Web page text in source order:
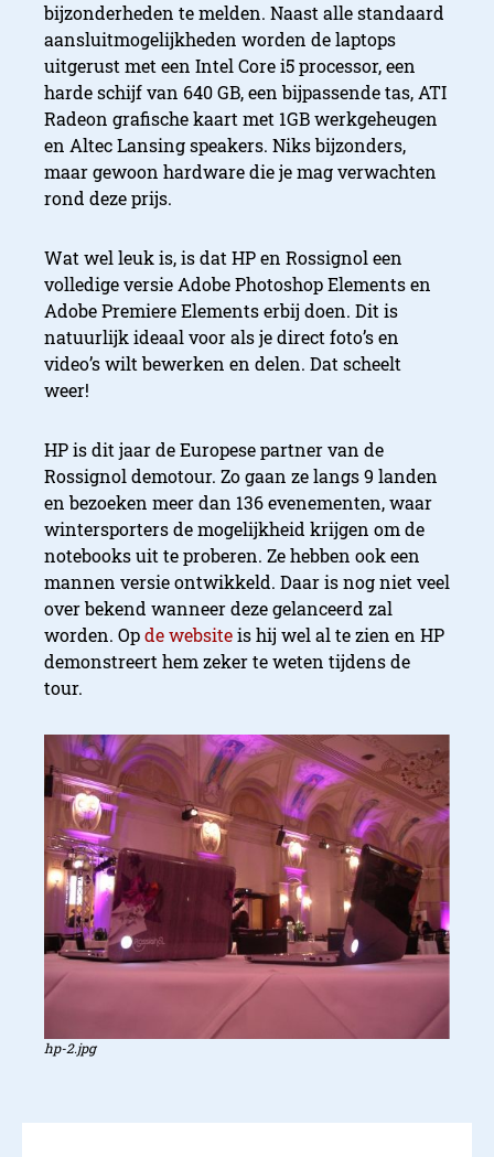
bijzonderheden te melden. Naast alle standaard
aansluitmogelijkheden worden de laptops
uitgerust met een Intel Core i5 processor, een
harde schijf van 640 GB, een bijpassende tas, ATI
Radeon grafische kaart met 1GB werkgeheugen
en Altec Lansing speakers. Niks bijzonders,
maar gewoon hardware die je mag verwachten
rond deze prijs.
Wat wel leuk is, is dat HP en Rossignol een
volledige versie Adobe Photoshop Elements en
Adobe Premiere Elements erbij doen. Dit is
natuurlijk ideaal voor als je direct foto’s en
video’s wilt bewerken en delen. Dat scheelt
weer!
HP is dit jaar de Europese partner van de
Rossignol demotour. Zo gaan ze langs 9 landen
en bezoeken meer dan 136 evenementen, waar
wintersporters de mogelijkheid krijgen om de
notebooks uit te proberen. Ze hebben ook een
mannen versie ontwikkeld. Daar is nog niet veel
over bekend wanneer deze gelanceerd zal
worden. Opde websiteis hij wel al te zien en HP
demonstreert hem zeker te weten tijdens de
tour.
hp-2.jpg